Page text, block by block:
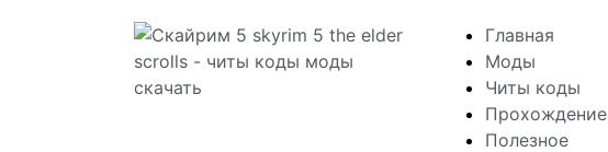
Главная
Моды
Читы коды
Прохождение
Полезное